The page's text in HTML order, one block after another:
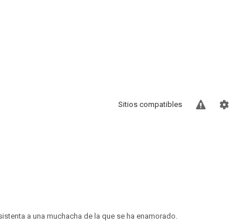
Sitios compatibles
a una muchacha de la que se ha enamorado.